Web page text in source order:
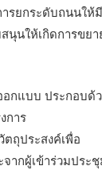
ารยกระดับถนนให้มี
นุนให้เกิดการขยา
อกแบบ ประกอบด้
การ
ถุประสงค์เพื่อ
ากผู้เข้าร่วมประชุ